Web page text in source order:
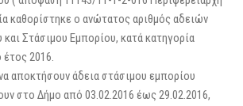
καθορίστηκε ο ανώτατος αριθμός αδειών
Στάσιμου Εμπορίου, κατά κατηγορία
2016.
αποκτήσουν άδεια στάσιμου εμπορίου
στο Δήμο από 03.02.2016 έως 29.02.2016,